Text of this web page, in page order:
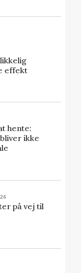
effekt
hente:
ikke
på vej til